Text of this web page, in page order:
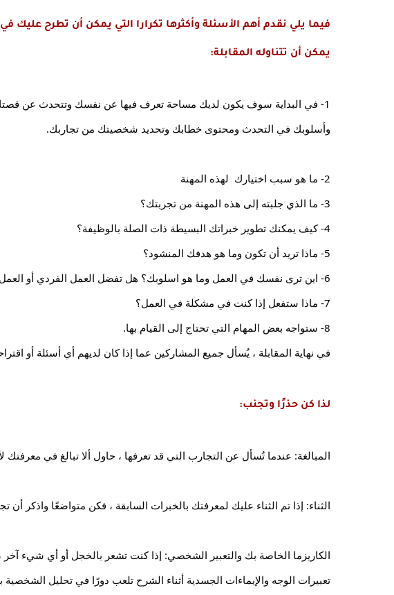
يمكن أن تتناوله المقابلة:
وأسلوبك في التحدث ومحتوى خطابك وتحديد شخصيتك من تجاربك.
2- ما هو سبب اختيارك  لهذه المهنة
3- ما الذي جلبته إلى هذه المهنة من تجربتك؟
4- كيف يمكنك تطوير خبراتك البسيطة ذات الصلة بالوظيفة؟
5- ماذا تريد أن تكون وما هو هدفك المنشود؟
6- اين ترى نفسك في العمل وما هو اسلوبك؟ هل تفضل العمل الفردي أو العمل الجماعي؟
7- ماذا ستفعل إذا كنت في مشكلة في العمل؟
8- ستواجه بعض المهام التي تحتاج إلى القيام بها.
في نهاية المقابلة ، يُسأل جميع المشاركين عما إذا كان لديهم أي أسئلة أو
لذا كن حذرًا وتجنب:
المبالغة: عندما تُسأل عن التجارب التي قد تعرفها ، حاول ألا تبالغ في
الثناء: إذا تم الثناء عليك لمعرفتك بالخبرات السابقة ، فكن متواضعًا واذكر أن